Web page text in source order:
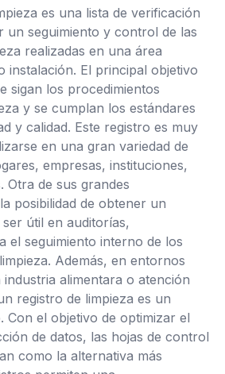
es una lista de verificación
un seguimiento y control de las
realizadas en una área
instalación. El principal objetivo
sigan los procedimientos
y se cumplan los estándares
y calidad. Este registro es muy
en una gran variedad de
empresas, instituciones,
Otra de sus grandes
posibilidad de obtener un
útil en auditorías,
el seguimiento interno de los
Además, en entornos
alimentara o atención
registro de limpieza es un
Con el objetivo de optimizar el
de datos, las hojas de control
como la alternativa más